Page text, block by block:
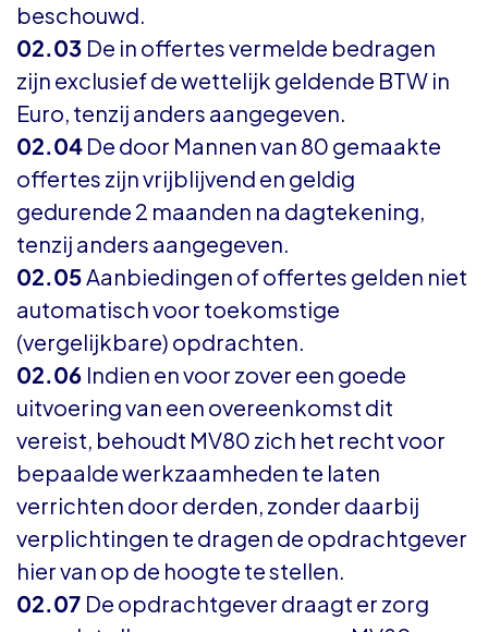
beschouwd.
02.03 De in offertes vermelde bedragen
zijn exclusief de wettelijk geldende BTW in
Euro, tenzij anders aangegeven.
02.04 De door Mannen van 80 gemaakte
offertes zijn vrijblijvend en geldig
gedurende 2 maanden na dagtekening,
tenzij anders aangegeven.
02.05Aanbiedingen of offertes gelden niet
automatisch voor toekomstige
(vergelijkbare) opdrachten.
02.06 Indien en voor zover een goede
uitvoering van een overeenkomst dit
vereist, behoudt MV80 zich het recht voor
bepaalde werkzaamheden te laten
verrichten door derden, zonder daarbij
verplichtingen te dragen de opdrachtgever
hier van op de hoogte te stellen.
02.07 De opdrachtgever draagt er zorg